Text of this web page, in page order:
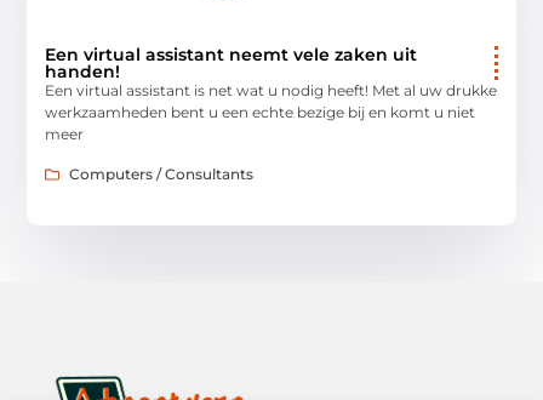
Een virtual assistant neemt vele zaken uit
handen!
Een virtual assistant is net wat u nodig heeft! Met al uw drukke
werkzaamheden bent u een echte bezige bij en komt u niet
meer
Computers / Consultants